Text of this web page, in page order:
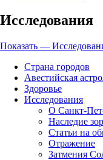
Исследования
Показать —
Страна городов
Авестийская
Здоровье
Исследования
О Санкт-
Наследие
Cтатьи на
Отражение
Затмения